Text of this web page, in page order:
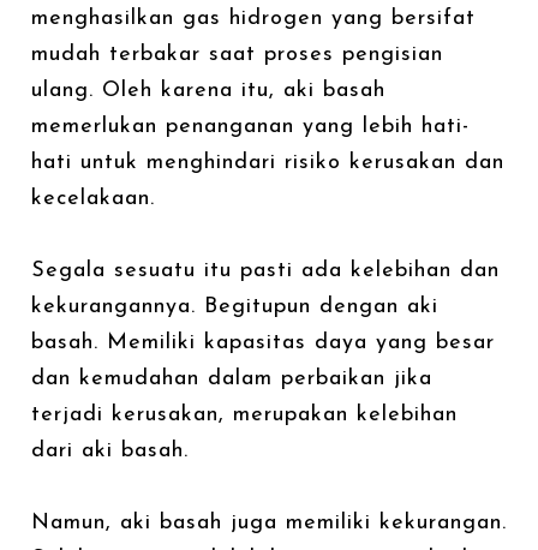
menghasilkan gas hidrogen yang bersifat
mudah terbakar saat proses pengisian
ulang. Oleh karena itu, aki basah
memerlukan penanganan yang lebih hati-
hati untuk menghindari risiko kerusakan dan
kecelakaan.
Segala sesuatu itu pasti ada kelebihan dan
kekurangannya. Begitupun dengan aki
basah. Memiliki kapasitas daya yang besar
dan kemudahan dalam perbaikan jika
terjadi kerusakan, merupakan kelebihan
dari aki basah.
Namun, aki basah juga memiliki kekurangan.